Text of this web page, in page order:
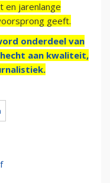
en jarenlange
geeft.
onderdeel van
aan kwaliteit,